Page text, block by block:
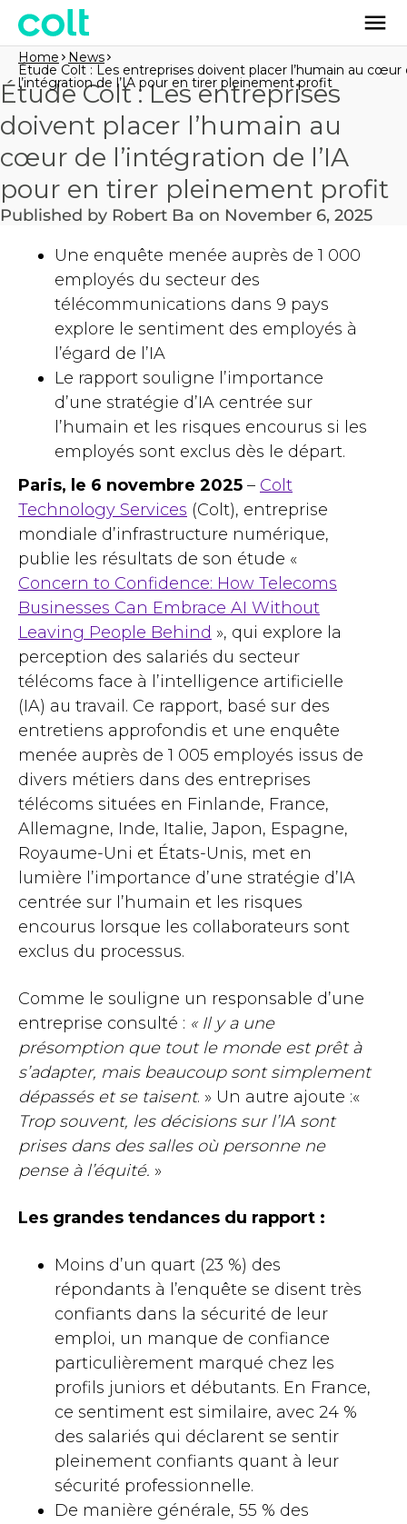
Home News
Étude Colt : Les entreprises doivent placer l’humain au cœur
l’intégration de l’IA pour en tirer pleinement profit
Étude Colt : Les entreprises
doivent placer l’humain au
cœur de l’intégration de l’IA
pour en tirer pleinement profit
Published by Robert Ba on November 6, 2025
Une enquête menée auprès de 1 000
employés du secteur des
télécommunications dans 9 pays
explore le sentiment des employés à
l’égard de l’IA
Le rapport souligne l’importance
d’une stratégie d’IA centrée sur
l’humain et les risques encourus si les
employés sont exclus dès le départ.
Paris, le 6 novembre 2025 – Colt
Technology Services (Colt), entreprise
mondiale d’infrastructure numérique,
publie les résultats de son étude «
Concern to Confidence: How Telecoms
Businesses Can Embrace AI Without
Leaving People Behind », qui explore la
perception des salariés du secteur
télécoms face à l’intelligence artificielle
(IA) au travail. Ce rapport, basé sur des
entretiens approfondis et une enquête
menée auprès de 1 005 employés issus de
divers métiers dans des entreprises
télécoms situées en Finlande, France,
Allemagne, Inde, Italie, Japon, Espagne,
Royaume-Uni et États-Unis, met en
lumière l’importance d’une stratégie d’IA
centrée sur l’humain et les risques
encourus lorsque les collaborateurs sont
exclus du processus.
Comme le souligne un responsable d’une
entreprise consulté : « Il y a une
présomption que tout le monde est prêt à
s’adapter, mais beaucoup sont simplement
dépassés et se taisent. » Un autre ajoute :«
Trop souvent, les décisions sur l’IA sont
prises dans des salles où personne ne
pense à l’équité. »
Les grandes tendances du rapport :
Moins d’un quart (23 %) des
répondants à l’enquête se disent très
confiants dans la sécurité de leur
emploi, un manque de confiance
particulièrement marqué chez les
profils juniors et débutants. En France,
ce sentiment est similaire, avec 24 %
des salariés qui déclarent se sentir
pleinement confiants quant à leur
sécurité professionnelle.
De manière générale, 55 % des